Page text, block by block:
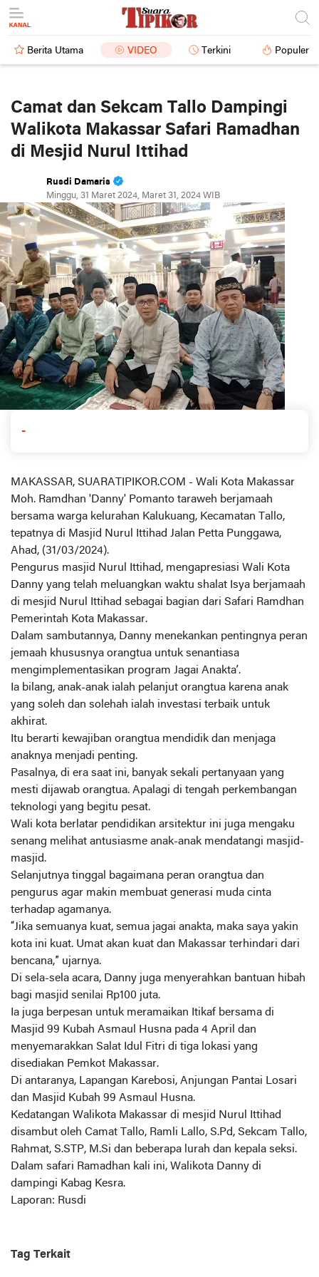
Berita Utama VIDEO Terkini Populer
Camat dan Sekcam Tallo Dampingi
Walikota Makassar Safari Ramadhan
di Mesjid Nurul Ittihad
Rusdi Damaris
Minggu, 31 Maret 2024, Maret 31, 2024 WIB
-
MAKASSAR, SUARATIPIKOR.COM - Wali Kota Makassar
Moh. Ramdhan 'Danny' Pomanto taraweh berjamaah
bersama warga kelurahan Kalukuang, Kecamatan Tallo,
tepatnya di Masjid Nurul Ittihad Jalan Petta Punggawa,
Ahad, (31/03/2024).
Pengurus masjid Nurul Ittihad, mengapresiasi Wali Kota
Danny yang telah meluangkan waktu shalat Isya berjamaah
di mesjid Nurul Ittihad sebagai bagian dari Safari Ramdhan
Pemerintah Kota Makassar.
Dalam sambutannya, Danny menekankan pentingnya peran
jemaah khususnya orangtua untuk senantiasa
mengimplementasikan program Jagai Anakta’.
Ia bilang, anak-anak ialah pelanjut orangtua karena anak
yang soleh dan solehah ialah investasi terbaik untuk
akhirat.
Itu berarti kewajiban orangtua mendidik dan menjaga
anaknya menjadi penting.
Pasalnya, di era saat ini, banyak sekali pertanyaan yang
mesti dijawab orangtua. Apalagi di tengah perkembangan
teknologi yang begitu pesat.
Wali kota berlatar pendidikan arsitektur ini juga mengaku
senang melihat antusiasme anak-anak mendatangi masjid-
masjid.
Selanjutnya tinggal bagaimana peran orangtua dan
pengurus agar makin membuat generasi muda cinta
terhadap agamanya.
“Jika semuanya kuat, semua jagai anakta, maka saya yakin
kota ini kuat. Umat akan kuat dan Makassar terhindari dari
bencana,” ujarnya.
Di sela-sela acara, Danny juga menyerahkan bantuan hibah
bagi masjid senilai Rp100 juta.
Ia juga berpesan untuk meramaikan Itikaf bersama di
Masjid 99 Kubah Asmaul Husna pada 4 April dan
menyemarakkan Salat Idul Fitri di tiga lokasi yang
disediakan Pemkot Makassar.
Di antaranya, Lapangan Karebosi, Anjungan Pantai Losari
dan Masjid Kubah 99 Asmaul Husna.
Kedatangan Walikota Makassar di mesjid Nurul Ittihad
disambut oleh Camat Tallo, Ramli Lallo, S.Pd, Sekcam Tallo,
Rahmat, S.STP, M.Si dan beberapa lurah dan kepala seksi.
Dalam safari Ramadhan kali ini, Walikota Danny di
dampingi Kabag Kesra.
Laporan: Rusdi
Tag Terkait